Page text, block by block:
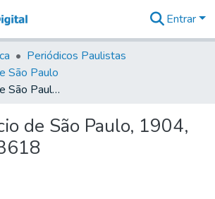
&
Coleções
Tudo na
Biblioteca
Estatísticas
Entrar
Periódicos Paulistas
São Paulo
O Commercio de São Paulo, 1904, Ano XII, n. 3618
de São Paulo, 1904,